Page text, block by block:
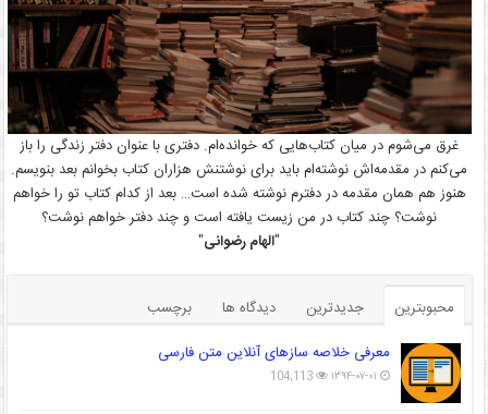
غرق می‌شوم در میان کتاب‌هایی که خوانده‌ام. دفتری با عنوان دفتر زندگی را باز
می‌کنم در مقدمه‌اش نوشته‌ام باید برای نوشتنش هزاران کتاب بخوانم بعد بنویسم.
هنوز هم همان مقدمه در دفترم نوشته شده است… بعد از کدام کتاب تو را خواهم
نوشت؟ چند کتاب در من زیست یافته است و چند دفتر خواهم نوشت؟
"الهام رضوانی"
محبوبترین جدیدترین دیدگاه ها
برچسب
معرفی خلاصه سازهای آنلاین متن فارسی
۱۳۹۴-۰۷-۰۱ 104,113